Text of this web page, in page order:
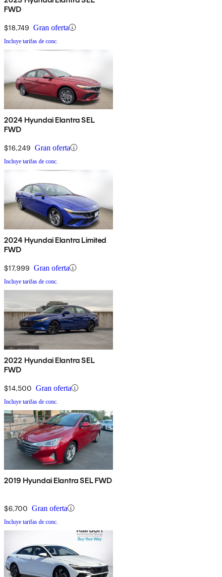
FWD
$18,749 Gran oferta
Incluye tarifas de conc.
2024 Hyundai Elantra SEL
FWD
$16,249 Gran oferta
Incluye tarifas de conc.
2024 Hyundai Elantra Limited
FWD
$17,999 Gran oferta
Incluye tarifas de conc.
2022 Hyundai Elantra SEL
FWD
$14,500 Gran oferta
Incluye tarifas de conc.
2019 Hyundai Elantra SEL FWD
$6,700 Gran oferta
Incluye tarifas de conc.